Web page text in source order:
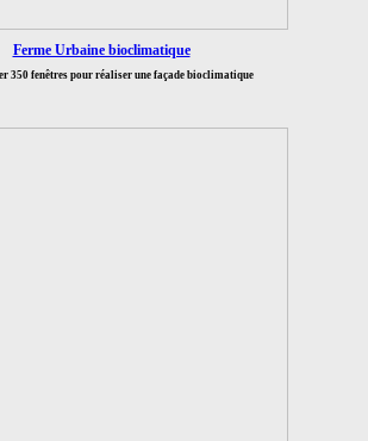
Ferme Urbaine bioclimatique
350 fenêtres pour réaliser une façade bioclimatique